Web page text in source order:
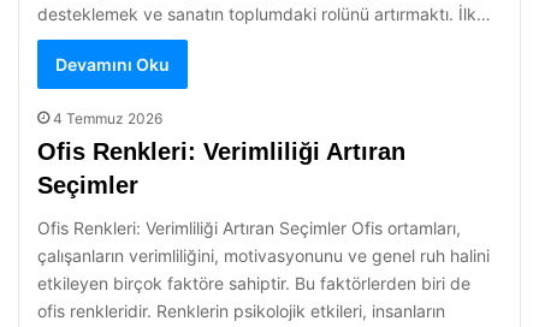
desteklemek ve sanatın toplumdaki rolünü artırmaktı. İlk…
Devamını Oku
4 Temmuz 2026
Ofis Renkleri: Verimliliği Artıran
Seçimler
Ofis Renkleri: Verimliliği Artıran Seçimler Ofis ortamları,
çalışanların verimliliğini, motivasyonunu ve genel ruh halini
etkileyen birçok faktöre sahiptir. Bu faktörlerden biri de
ofis renkleridir. Renklerin psikolojik etkileri, insanların